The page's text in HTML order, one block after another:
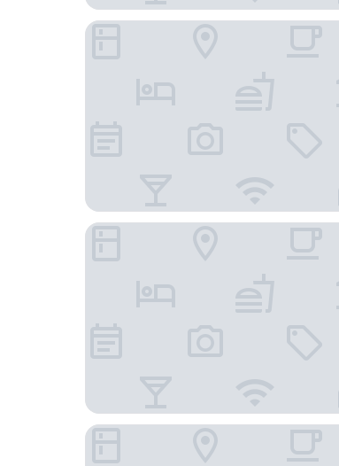
阿貝斯特格蘭德高槻飯店
飯店趨勢高槻
大阪英語之家